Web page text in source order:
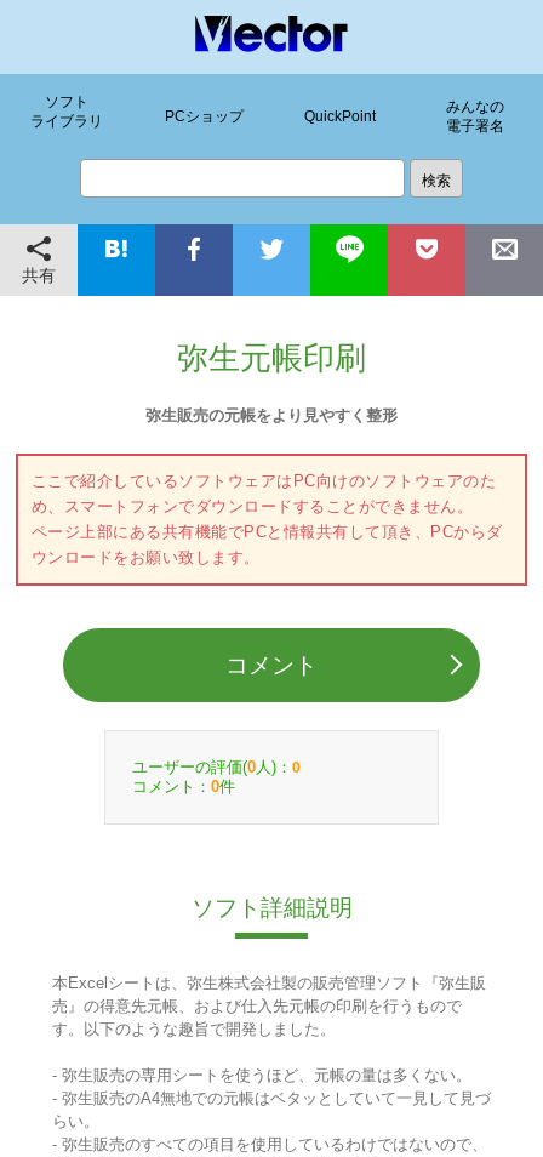
ソフト
ライブラリ
PCショップ QuickPoint
みんなの
電子署名
共有
弥生元帳印刷
弥生販売の元帳をより見やすく整形
ここで紹介しているソフトウェアはPC向けのソフトウェアのた
め、スマートフォンでダウンロードすることができません。
ページ上部にある共有機能でPCと情報共有して頂き、PCからダ
ウンロードをお願い致します。
コメント
ユーザーの評価(0 人)： 0
コメント： 0件
ソフト詳細説明
本Excelシートは、弥生株式会社製の販売管理ソフト『弥生販
売』の得意先元帳、および仕入先元帳の印刷を行うもので
す。以下のような趣旨で開発しました。
- 弥生販売の専用シートを使うほど、元帳の量は多くない。
- 弥生販売のA4無地での元帳はベタッとしていて一見して見づ
らい。
- 弥生販売のすべての項目を使用しているわけではないので、